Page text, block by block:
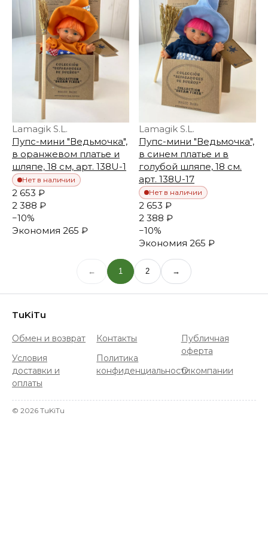
Lamagik S.L.
Пупс-мини "Ведьмочка",
в оранжевом платье и
шляпе, 18 см, арт. 138U-1
Нет в наличии
2 653 ₽
2 388 ₽
−10%
Экономия 265 ₽
Lamagik S.L.
Пупс-мини "Ведьмочка",
в синем платье и в
голубой шляпе, 18 см.
арт. 138U-17
Нет в наличии
2 653 ₽
2 388 ₽
−10%
Экономия 265 ₽
← 1 2 →
TuKiTu
Обмен и возврат
Условия
доставки и
оплаты
Контакты
Политика
конфиденциальности
Публичная
оферта
О компании
© 2026 TuKiTu